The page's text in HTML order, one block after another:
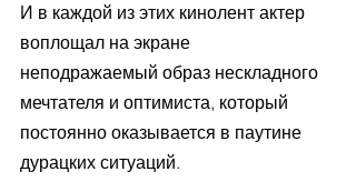
И в каждой из этих кинолент актер
воплощал на экране
неподражаемый образ нескладного
мечтателя и оптимиста, который
постоянно оказывается в паутине
дурацких ситуаций.